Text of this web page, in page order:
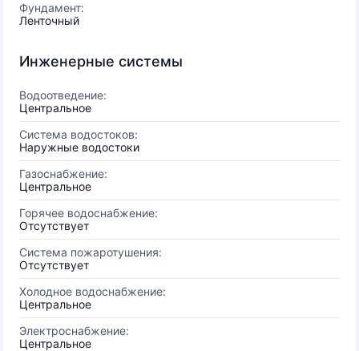
Фундамент:
Ленточный
Инженерные системы
Водоотведение:
Центральное
Система водостоков:
Наружные водостоки
Газоснабжение:
Центральное
Горячее водоснабжение:
Отсутствует
Система пожаротушения:
Отсутствует
Холодное водоснабжение:
Центральное
Электроснабжение:
Центральное